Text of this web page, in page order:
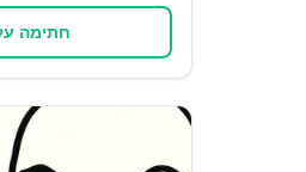
חתימה